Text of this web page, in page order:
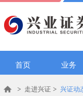
首页 业务
> 走进兴证 > 兴证动